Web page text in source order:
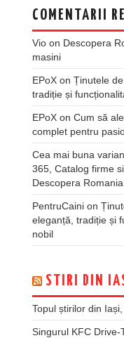
COMENTARII
Vio on Descopera
masini
EPoX on Ținutele
tradiție și
EPoX on Cum să
complet pentru
Cea mai buna
365, Catalog firme
Descopera
PentruCaini on
eleganță, tradiție și
nobil
STIRI DIN
Topul știrilor din
Singurul KFC